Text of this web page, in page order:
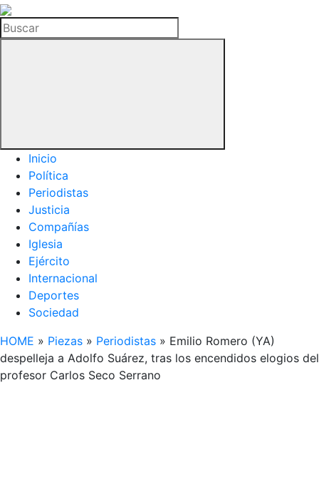
La
Hemeroteca
del
Buscar
Inicio
Política
Periodistas
Justicia
Compañías
Iglesia
Ejército
Internacional
Deportes
Sociedad
HOME » Piezas » Periodistas » Emilio Romero (YA)
despelleja a Adolfo Suárez, tras los encendidos elogios del
profesor Carlos Seco Serrano